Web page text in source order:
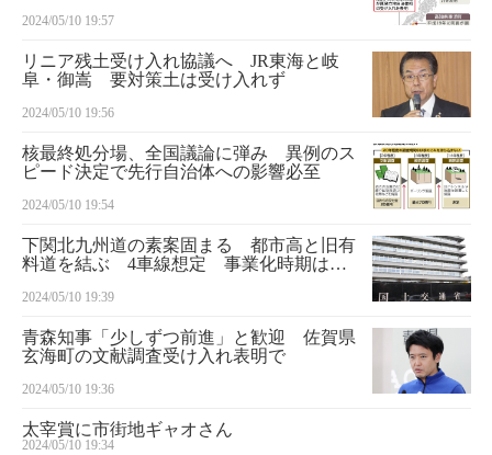
2024/05/10 19:57
リニア残土受け入れ協議へ JR東海と岐
阜・御嵩 要対策土は受け入れず
2024/05/10 19:56
核最終処分場、全国議論に弾み 異例のス
ピード決定で先行自治体への影響必至
2024/05/10 19:54
下関北九州道の素案固まる 都市高と旧有
料道を結ぶ 4車線想定 事業化時期は未
2024/05/10 19:39
青森知事「少しずつ前進」と歓迎 佐賀県
玄海町の文献調査受け入れ表明で
2024/05/10 19:36
太宰賞に市街地ギャオさん
2024/05/10 19:34